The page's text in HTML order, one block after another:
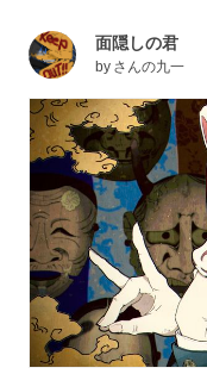
面隠しの君
by さんの九一